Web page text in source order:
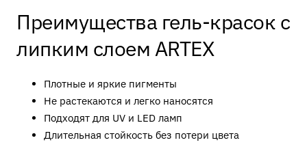
Преимущества гель-красок с
липким слоем ARTEX
Плотные и яркие пигменты
Не растекаются и легко наносятся
Подходят для UV и LED ламп
Длительная стойкость без потери цвета